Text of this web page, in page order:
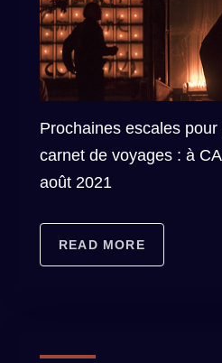
Prochaines escales
carnet de voyages : à
août 2021
READ MORE